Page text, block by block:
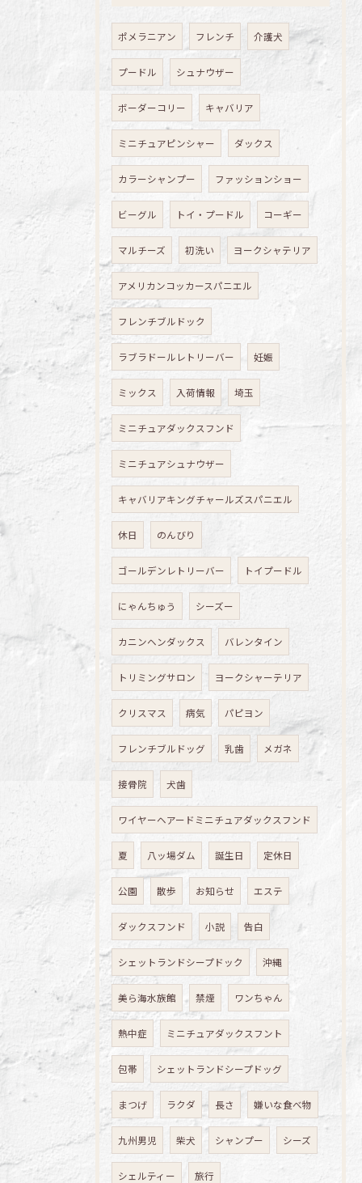
ポメラニアン フレンチ 介護犬
プードル シュナウザー
ボーダーコリー キャバリア
ミニチュアピンシャー ダックス
カラーシャンプー ファッションショー
ビーグル トイ・プードル コーギー
マルチーズ 初洗い ヨークシャテリア
アメリカンコッカースパニエル
フレンチブルドック
ラブラドールレトリーバー 妊娠
ミックス 入荷情報 埼玉
ミニチュアダックスフンド
ミニチュアシュナウザー
キャバリアキングチャールズスパニエル
休日 のんびり
ゴールデンレトリーバー トイプードル
にゃんちゅう シーズー
カニンヘンダックス バレンタイン
トリミングサロン ヨークシャーテリア
クリスマス 病気 パピヨン
フレンチブルドッグ 乳歯 メガネ
接骨院 犬歯
ワイヤーヘアードミニチュアダックスフンド
夏 八ッ場ダム 誕生日 定休日
公園 散歩 お知らせ エステ
ダックスフンド 小説 告白
シェットランドシープドック 沖縄
美ら海水族館 禁煙 ワンちゃん
熱中症 ミニチュアダックスフント
包帯 シェットランドシープドッグ
まつげ ラクダ 長さ 嫌いな食べ物
九州男児 柴犬 シャンプー シーズ
シェルティー 旅行